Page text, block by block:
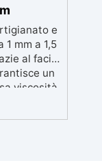
e
mm a 1,5
al facile
un
viscosità
con